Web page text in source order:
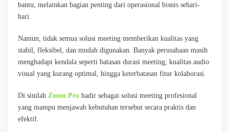
bantu, melainkan bagian penting dari operasional bisnis sehari-
hari.
Namun, tidak semua solusi meeting memberikan kualitas yang
stabil, fleksibel, dan mudah digunakan. Banyak perusahaan masih
menghadapi kendala seperti batasan durasi meeting, kualitas audio
visual yang kurang optimal, hingga keterbatasan fitur kolaborasi.
Di sinilah Zoom Pro hadir sebagai solusi meeting profesional
yang mampu menjawab kebutuhan tersebut secara praktis dan
efektif.